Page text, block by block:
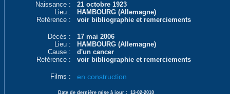
Naissance :
21 octobre 1923
Lieu :
HAMBOURG (Allemagne)
Reférence :
voir bibliographie et remerciements
Décès :
17 mai 2006
Lieu :
HAMBOURG (Allemagne)
Cause :
d'un cancer
Reférence :
voir bibliographie et remerciements
Films : en construction
Date de dernière mise à jour : 13-02-2010